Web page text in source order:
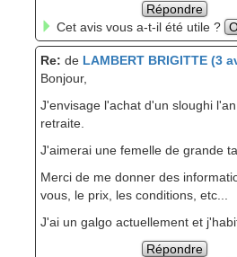
Répondre
Cet avis vous a-t-il été utile ?
Re: de LAMBERT BRIGITTE (3
Bonjour,
J'envisage l'achat d'un sloughi
retraite.
J'aimerai une femelle de grande
Merci de me donner des
vous, le prix, les conditions, etc...
J'ai un galgo actuellement et
Répondre